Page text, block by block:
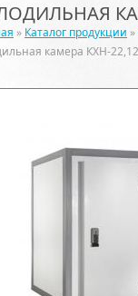
» Каталог продукции »
камера КХН-22,12